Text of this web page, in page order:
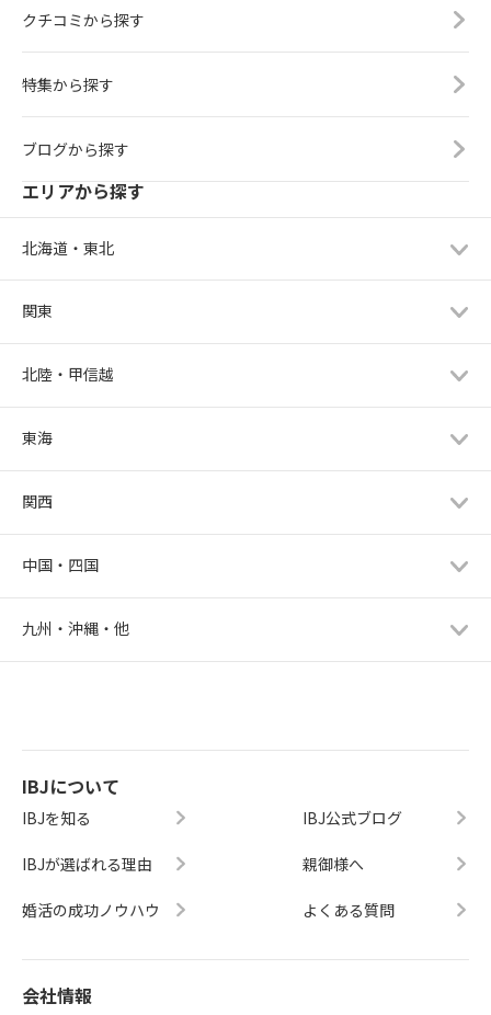
クチコミから探す
特集から探す
ブログから探す
エリアから探す
北海道・東北
関東
北陸・甲信越
東海
関西
中国・四国
九州・沖縄・他
IBJについて
IBJを知る
IBJが選ばれる理由
婚活の成功ノウハウ
IBJ公式ブログ
親御様へ
よくある質問
会社情報